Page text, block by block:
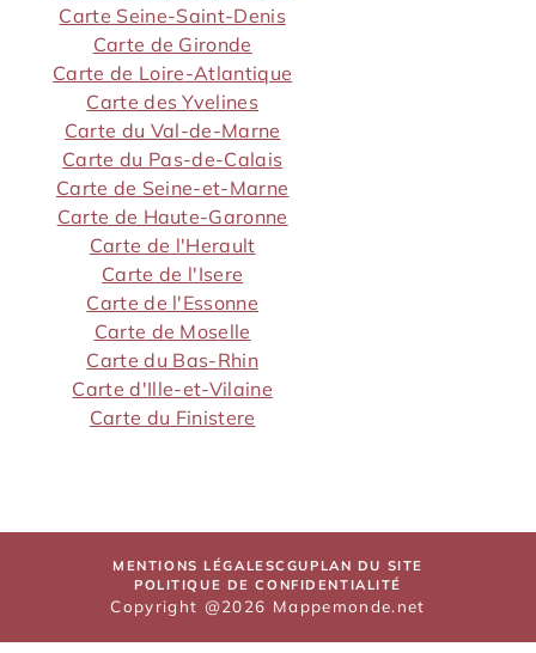
Carte Seine-Saint-Denis
Carte de Gironde
Carte de Loire-Atlantique
Carte des Yvelines
Carte du Val-de-Marne
Carte du Pas-de-Calais
Carte de Seine-et-Marne
Carte de Haute-Garonne
Carte de l'Herault
Carte de l'Isere
Carte de l'Essonne
Carte de Moselle
Carte du Bas-Rhin
Carte d'Ille-et-Vilaine
Carte du Finistere
MENTIONS LÉGALESCGU PLAN DU SITE
POLITIQUE DE CONFIDENTIALITÉ
Copyright @2026 Mappemonde.net